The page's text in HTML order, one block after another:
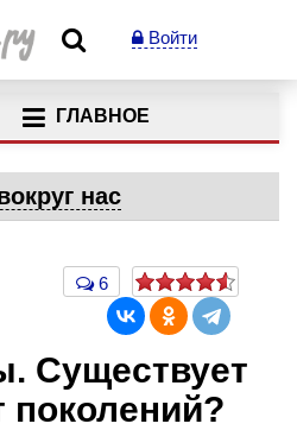
Войти
ГЛАВНОЕ
нас
6
Существует
поколений?